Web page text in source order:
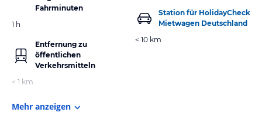
Fahrminuten
1 h
Entfernung zu
öffentlichen
Verkehrsmitteln
< 1 km
Station für HolidayCheck
Mietwagen Deutschland
< 10 km
Mehr anzeigen